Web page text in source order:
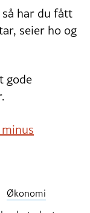
har du fått
seier ho og
gode
Økonomi